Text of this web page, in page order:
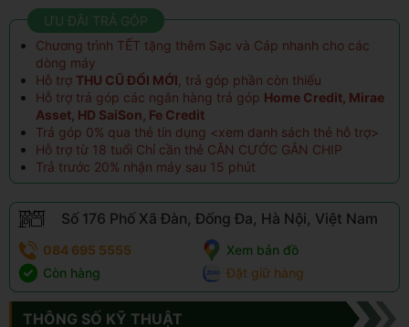
ƯU ĐÃI TRẢ GÓP
Chương trình TẾT tặng thêm Sạc và Cáp nhanh cho các
dòng máy
Hỗ trợ THU CŨ ĐỔI MỚI , trả góp phần còn thiếu
Hỗ trợ trả góp các ngân hàng trả góp Home Credit, Mirae
Asset, HD SaiSon, Fe Credit
Trả góp 0% qua thẻ tín dụng <xem danh sách thẻ hỗ trợ>
Hỗ trợ từ 18 tuổi Chỉ cần thẻ CĂN CƯỚC GẮN CHIP
Trả trước 20% nhận máy sau 15 phút
Số 176 Phố Xã Đàn, Đống Đa, Hà Nội, Việt Nam
084 695 5555
Xem bản đồ
Còn hàng
Đặt giữ hàng
THÔNG SỐ KỸ THUẬT